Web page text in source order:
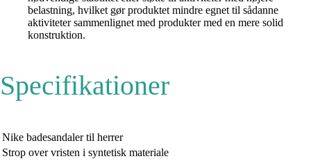
belastning, hvilket gør produktet mindre egnet til sådanne
aktiviteter sammenlignet med produkter med en mere solid
konstruktion.
Specifikationer
Nike badesandaler til herrer
Strop over vristen i syntetisk materiale